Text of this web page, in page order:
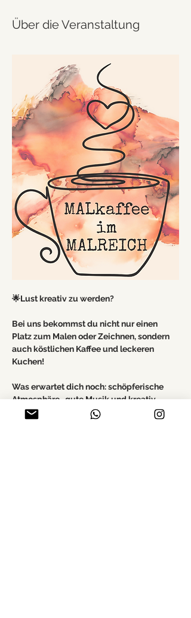
Über die Veranstaltung
🌟Lust kreativ zu werden?
Bei uns bekommst du nicht nur einen
Platz zum Malen oder Zeichnen, sondern
auch köstlichen Kaffee und leckeren
Kuchen!
Was erwartet dich noch: schöpferische
Atmosphäre,  gute Musik und kreativ,
inspirierende Begegnungen!